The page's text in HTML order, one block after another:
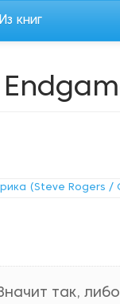
Из книг
(Steve Rogers /
так,